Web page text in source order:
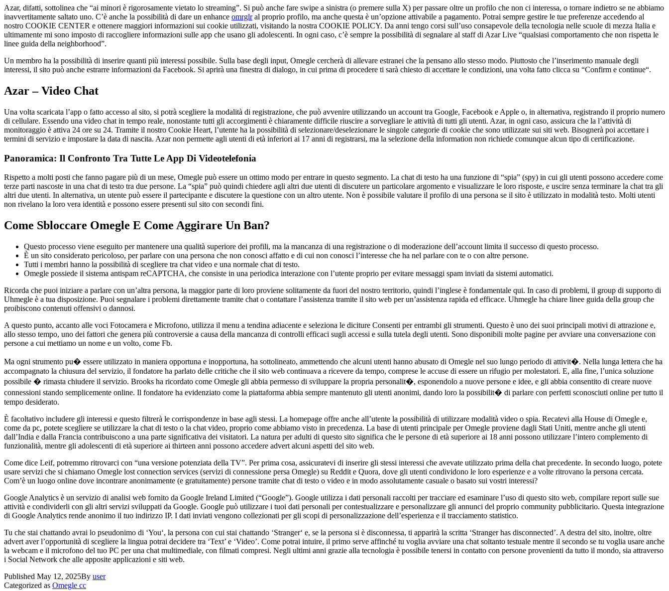
Azar, difatti, sottolinea che “ai minori è rigorosamente vietato lo streaming”. Si può anche fare swipe a sinistra (o premere sulla X) per passare oltre un profilo che non ci interessa, o tornare indietro se ne abbiamo
inavvertitamente saltato uno. C’è anche la possibilità di dare un enhance omrglral proprio profilo, ma anche questa è un’opzione attivabile a pagamento. Potrai sempre gestire le tue preferenze accedendo al
nostro COOKIE CENTER e ottenere maggiori informazioni sui cookie utilizzati, visitando la nostra COOKIE POLICY. Da anni tengo corsi sull’uso consapevole della tecnologia nelle scuole di mezza Italia e
ultimamente mi sono imposto di raccogliere informazioni sulle app che usano gli adolescenti. In ogni caso, c’è sempre la possibilità di segnalare al staff di Azar Live “qualsiasi comportamento che non rispetta le
linee guida della neighborhood”.
Un membro ha la possibilità di inserire quanti più interessi possibile. Sulla base degli input, Omegle cercherà di allevare estranei che la pensano allo stesso modo. Piuttosto che l’inserimento manuale degli
interessi, il sito può anche estrarre informazioni da Facebook. Si aprirà una finestra di dialogo, in cui prima di procedere ti sarà chiesto di accettare le condizioni, una volta fatto clicca su “Confirm e continue“.
Azar – Video Chat
Una volta scaricata l’app o fatto accesso al sito, si potrà scegliere la modalità di registrazione, che può avvenire utilizzando un account tra Google, Facebook e Apple o, in alternativa, registrando il proprio numero
di cellulare. Essendo una video chat in tempo reale, nonostante tutti gli accorgimenti è chiaramente difficile riuscire a sorvegliare le attività di tutti gli utenti. Azar, in ogni caso, assicura che la l’attività di
monitoraggio è attiva 24 ore su 24. Tramite il nostro Cookie Heart, l’utente ha la possibilità di selezionare/deselezionare le singole categorie di cookie che sono utilizzate sui siti web. Bisognerà poi accettare i
termini di servizio e impostare la data di nascita. Azar non permette agli utenti di età inferiori ai 17 anni di registrarsi, ma la selezione della information non richiede comunque alcun tipo di certificazione.
Panoramica: Il Confronto Tra Tutte Le App Di Videotelefonia
Rispetto a molti posti che fanno pagare più di un mese, Omegle può essere un ottimo modo per entrare in questo segmento. La chat di testo ha una funzione di “spia” (spy) in cui gli utenti possono accedere come
terze parti nascoste in una chat di testo tra due persone. La “spia” può quindi chiedere agli altri due utenti di discutere un particolare argomento e visualizzare le loro risposte, e uscire senza terminare la chat tra gli
altri due utenti. In alternativa, un utente può essere il partecipante e discutere la questione con un altro utente. Non è possibile valutare il profilo di una persona se il sito è utilizzato in modalità testo. Molti utenti
non rivelano la loro vera identità e possono essere presenti sul sito con secondi fini.
Come Sbloccare Omegle E Come Aggirare Un Ban?
Questo processo viene eseguito per mantenere una qualità superiore dei profili, ma la mancanza di una registrazione o di moderazione dell’account limita il successo di questo processo.
È un sito considerato pericoloso, per parlare con una persona che non conosci affatto e di cui non conosci l’interesse che ha nel parlare con te o con altre persone.
Tutti i membri hanno la possibilità di scegliere tra chat video e una normale chat di testo.
Omegle possiede il sistema antispam reCAPTCHA, che consiste in una periodica interazione con l’utente proprio per evitare messaggi spam inviati da sistemi automatici.
Ricorda che puoi iniziare a parlare con un’altra persona, la maggior parte di loro proviene solitamente da fuori del nostro territorio, quindi l’inglese è fondamentale qui. In caso di problemi, il group di supporto di
Uhmegle è a tua disposizione. Puoi segnalare i problemi direttamente tramite chat o contattare l’assistenza tramite il sito web per un’assistenza rapida ed efficace. Uhmegle ha chiare linee guida della group che
proibiscono contenuti offensivi o dannosi.
A questo punto, accanto alle voci Fotocamera e Microfono, utilizza il menu a tendina adiacente e seleziona le diciture Consenti per entrambi gli strumenti. Questo è uno dei suoi principali motivi di attrazione e,
allo stesso tempo, uno dei fattori che genera più controversie a causa della mancanza di controlli efficaci sugli accessi e sulla tutela degli utenti. Sono disponibili molte pagine per avviare una conversazione con
persone a cui mettiamo un nome e un volto, come Fb.
Ma ogni strumento pu� essere utilizzato in maniera opportuna e inopportuna, ha sottolineato, ammettendo che alcuni utenti hanno abusato di Omegle nel suo lungo periodo di attivit�. Nella lunga lettera che ha
accompagnato la chiusura del servizio, il fondatore ha parlato delle critiche che il sito web continuava a ricevere da tempo, comprese le accuse di essere un rifugio per molestatori. E, alla fine, l’unica soluzione
possibile � rimasta chiudere il servizio. Brooks ha ricordato come Omegle gli abbia permesso di sviluppare la propria personalit�, esponendolo a nuove persone e idee, e gli abbia consentito di creare nuove
connessioni stando semplicemente online. Il fondatore ha evidenziato come la piattaforma abbia sempre mantenuto gli utenti anonimi, dando loro la possibilit� di parlare con perfetti sconosciuti online per tutto il
tempo desiderato.
È facoltativo includere gli interessi e questo filtrerà le corrispondenze in base agli stessi. La homepage offre anche all’utente la possibilità di utilizzare modalità video o spia. Recatevi alla House di Omegle e,
come da pc, potete scegliere se utilizzare la chat di testo o la chat video, proprio come abbiamo visto in precedenza. La base di utenti principale per Omegle proviene dagli Stati Uniti, mentre anche gli utenti
dall’India e dalla Francia contribuiscono a una parte significativa dei visitatori. La natura per adulti di questo sito significa che le persone di età superiore ai 18 anni possono utilizzare l’intero complemento di
funzionalità, mentre gli adolescenti di età superiore ai thirteen anni possono accedere advert alcuni aspetti del sito web.
Come dice Leif, potremmo ritrovarci con “una versione potenziata della TV”. Per prima cosa, assicuratevi di inserire gli stessi interessi che avevate utilizzato prima della chat precedente. In secondo luogo, potete
usare servizi che si chiamano Omegle lost connection services (servizi di connessione persa Omegle) su Reddit e Quora, dove gli utenti condividono le loro esperienze e a volte ritrovano la persona cercata.
Com’è un luogo online dove incontrare anonimamente (e gratuitamente) persone tramite chat di testo o video e in modo assolutamente casuale o basato sui vostri interessi?
Google Analytics è un servizio di analisi web fornito da Google Ireland Limited (“Google”). Google utilizza i dati personali raccolti per tracciare ed esaminare l’uso di questo sito web, compilare report sulle sue
attività e condividerli con gli altri servizi sviluppati da Google. Google può utilizzare i tuoi dati personali per contestualizzare e personalizzare gli annunci del proprio community pubblicitario. Questa integrazione
di Google Analytics rende anonimo il tuo indirizzo IP. I dati inviati vengono collezionati per gli scopi di personalizzazione dell’esperienza e il tracciamento statistico.
Tu che stai chattando avrai lo pseudonimo di ‘You‘, la persona con cui stai chattando ‘Stranger‘ e, se la persona si è disconnessa, ti apparirà la scritta ‘Stranger has disconnected’. A destra del sito, inoltre, oltre
advert aver l’opportunità di scegliere la lingua potrai decidere tra ‘Text’ e ‘Video’. Come potrai intuire, il primo serve affinché tu voglia avviare una chat soltanto testuale mentre il secondo se tu voglia usare anche
la webcam e il microfono del tuo PC per una chat multimediale, con filmati compresi. Negli ultimi anni grazie alla tecnologia è possibile tenersi in contatto con persone provenienti da tutto il mondo, sia attraverso
i Social Network che alle apposite applicazioni e siti web.
Published May 12, 2025By user
Categorized as Omegle cc